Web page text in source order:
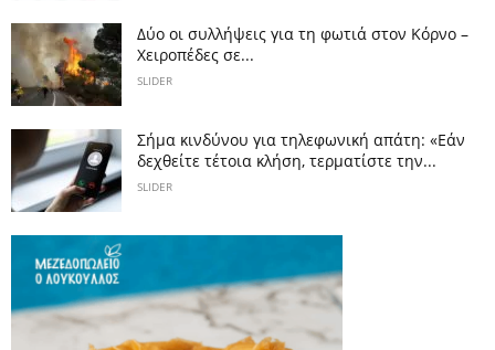
Δύο οι συλλήψεις για τη φωτιά στον Κόρνο –
Χειροπέδες σε...
SLIDER
Σήμα κινδύνου για τηλεφωνική απάτη: «Εάν
δεχθείτε τέτοια κλήση, τερματίστε την...
SLIDER